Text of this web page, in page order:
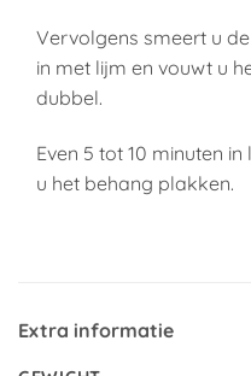
Vervolgens smeert u
in met lijm en vouwt u
dubbel.
Even 5 tot 10 minuten
u het behang plakken.
Extra informatie